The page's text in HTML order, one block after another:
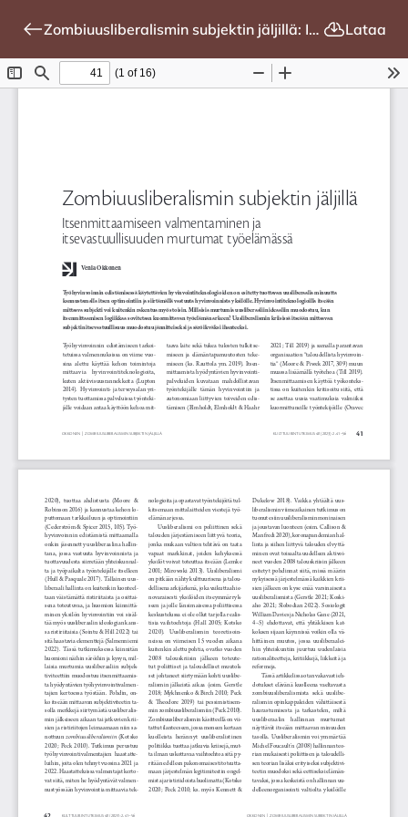
Zombiuusliberalismin subjektin jäljillä: Itsenmittaamiseen valmentaminen ja itsevastuullisuuden murtumat työelämässä Lataa